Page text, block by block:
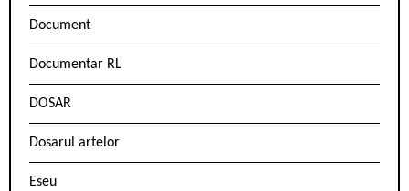
Document
Documentar RL
DOSAR
Dosarul artelor
Eseu